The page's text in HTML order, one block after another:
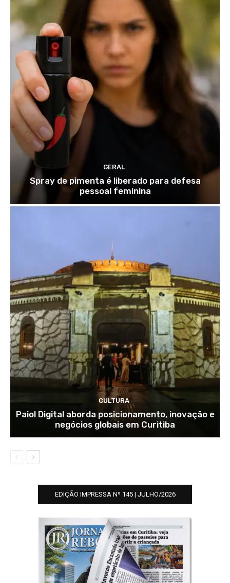
GERAL
Spray de pimenta é liberado para defesa
pessoal feminina
CULTURA
Paiol Digital aborda posicionamento, inovação e
negócios globais em Curitiba
EDIÇÃO IMPRESSA Nº 145 | JULHO/2026